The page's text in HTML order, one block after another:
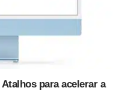
para acelerar a